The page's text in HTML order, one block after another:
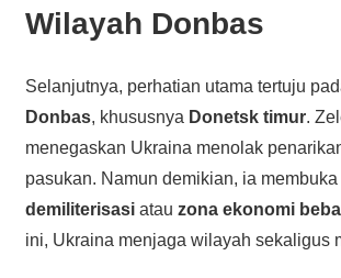
Wilayah Donbas
Selanjutnya, perhatian utama tertuju
Donbas, khususnya Donetsk timur.
menegaskan Ukraina menolak
pasukan. Namun demikian, ia membuka
demiliterisasiatau zona ekonomi
ini, Ukraina menjaga wilayah sekaligus